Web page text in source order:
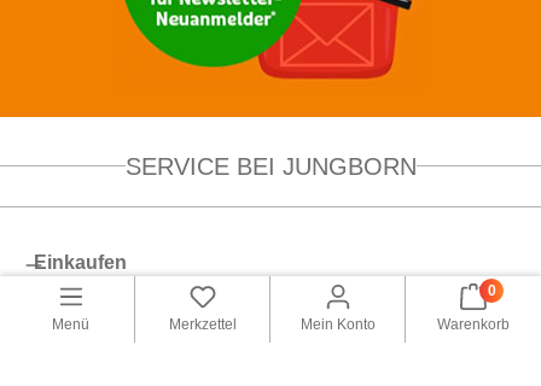
SERVICE BEI JUNGBORN
Einkaufen
Service
Menü Merkzettel Mein Konto
0
Warenkorb